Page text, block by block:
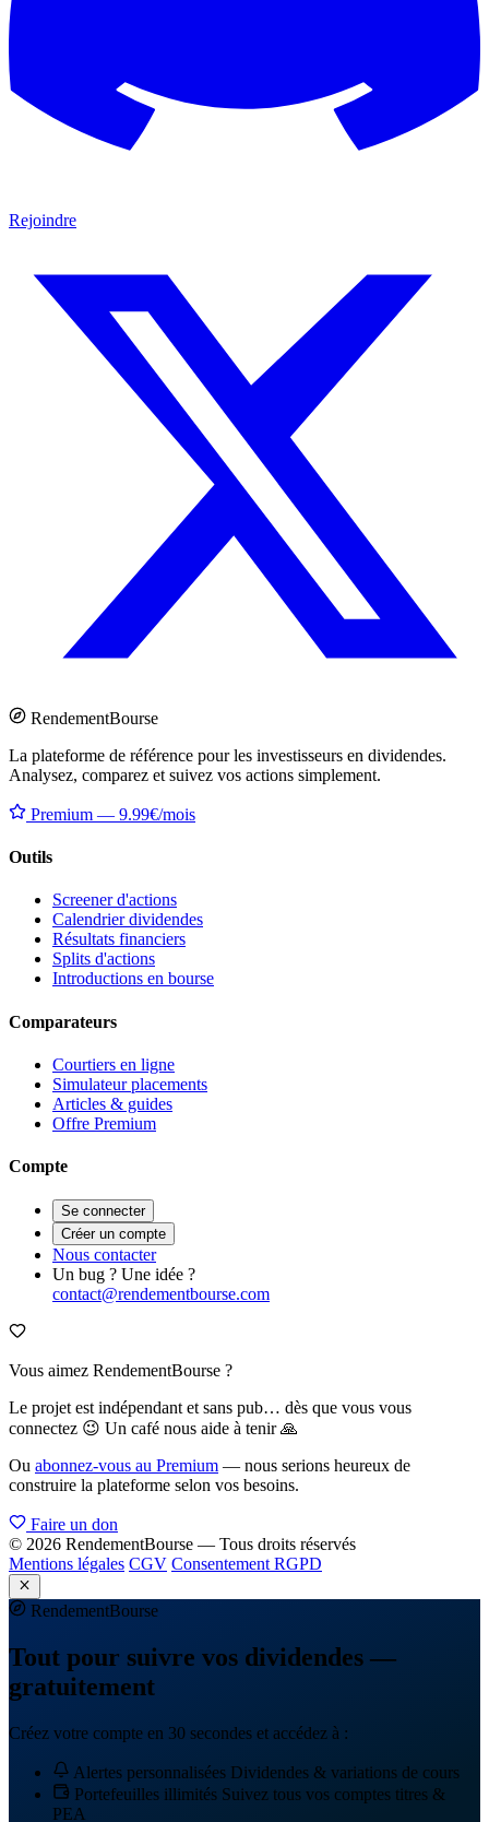
Rejoindre
RendementBourse
La plateforme de référence pour les investisseurs en dividendes.
Analysez, comparez et suivez vos actions simplement.
Premium — 9.99€/mois
Outils
Screener d'actions
Calendrier dividendes
Résultats financiers
Splits d'actions
Introductions en bourse
Comparateurs
Courtiers en ligne
Simulateur placements
Articles & guides
Offre Premium
Compte
Se connecter
Créer un compte
Nous contacter
Un bug ? Une idée ?
contact@rendementbourse.com
Vous aimez RendementBourse ?
Le projet est indépendant et sans pub… dès que vous vous
connectez 😉 Un café nous aide à tenir 🙏
Ou abonnez-vous au Premium — nous serions heureux de
construire la plateforme selon vos besoins.
Faire un don
© 2026 RendementBourse — Tous droits réservés
Mentions légales CGV Consentement RGPD
RendementBourse
Tout pour suivre vos dividendes —
gratuitement
Créez votre compte en 30 secondes et accédez à :
Alertes personnalisées Dividendes & variations de cours
Portefeuilles illimités Suivez tous vos comptes titres &
PEA